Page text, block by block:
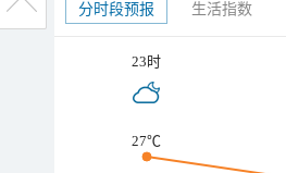
分时段预报 生活指数
23时
27℃